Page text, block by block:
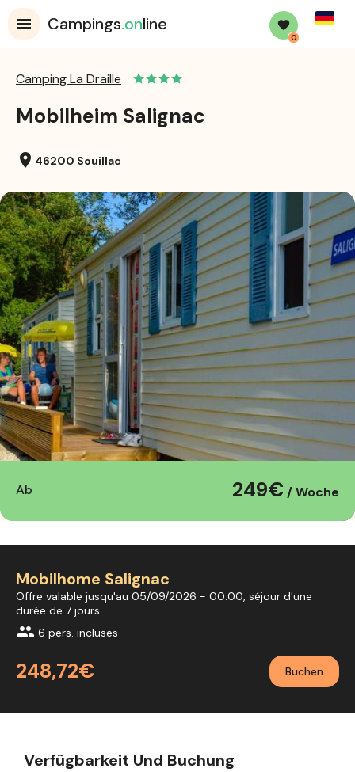
Campings.online
0
Camping La Draille
Mobilheim Salignac
location_on 46200 Souillac
Ab 249€ / Woche
Mobilhome Salignac
Offre valable jusqu'au 05/09/2026 - 00:00, séjour d'une
durée de 7 jours
group 6 pers. incluses
248,72€ Buchen
Verfügbarkeit Und Buchung